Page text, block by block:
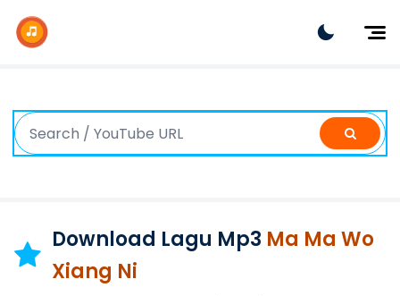
Dangdut
Indonesia
K-Pop
Download Lagu Mp3 Ma Ma Wo
Xiang Ni